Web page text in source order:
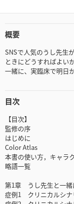
概要
SNSで人気のうし先生
ときにどうすればよい
一緒に、実臨床で明日
目次
【目次】
監修の序
はじめに
Color Atlas
本書の使い方，キャラ
略語一覧
第1章 うし先生と一緒
症例1 クリニカルシナ